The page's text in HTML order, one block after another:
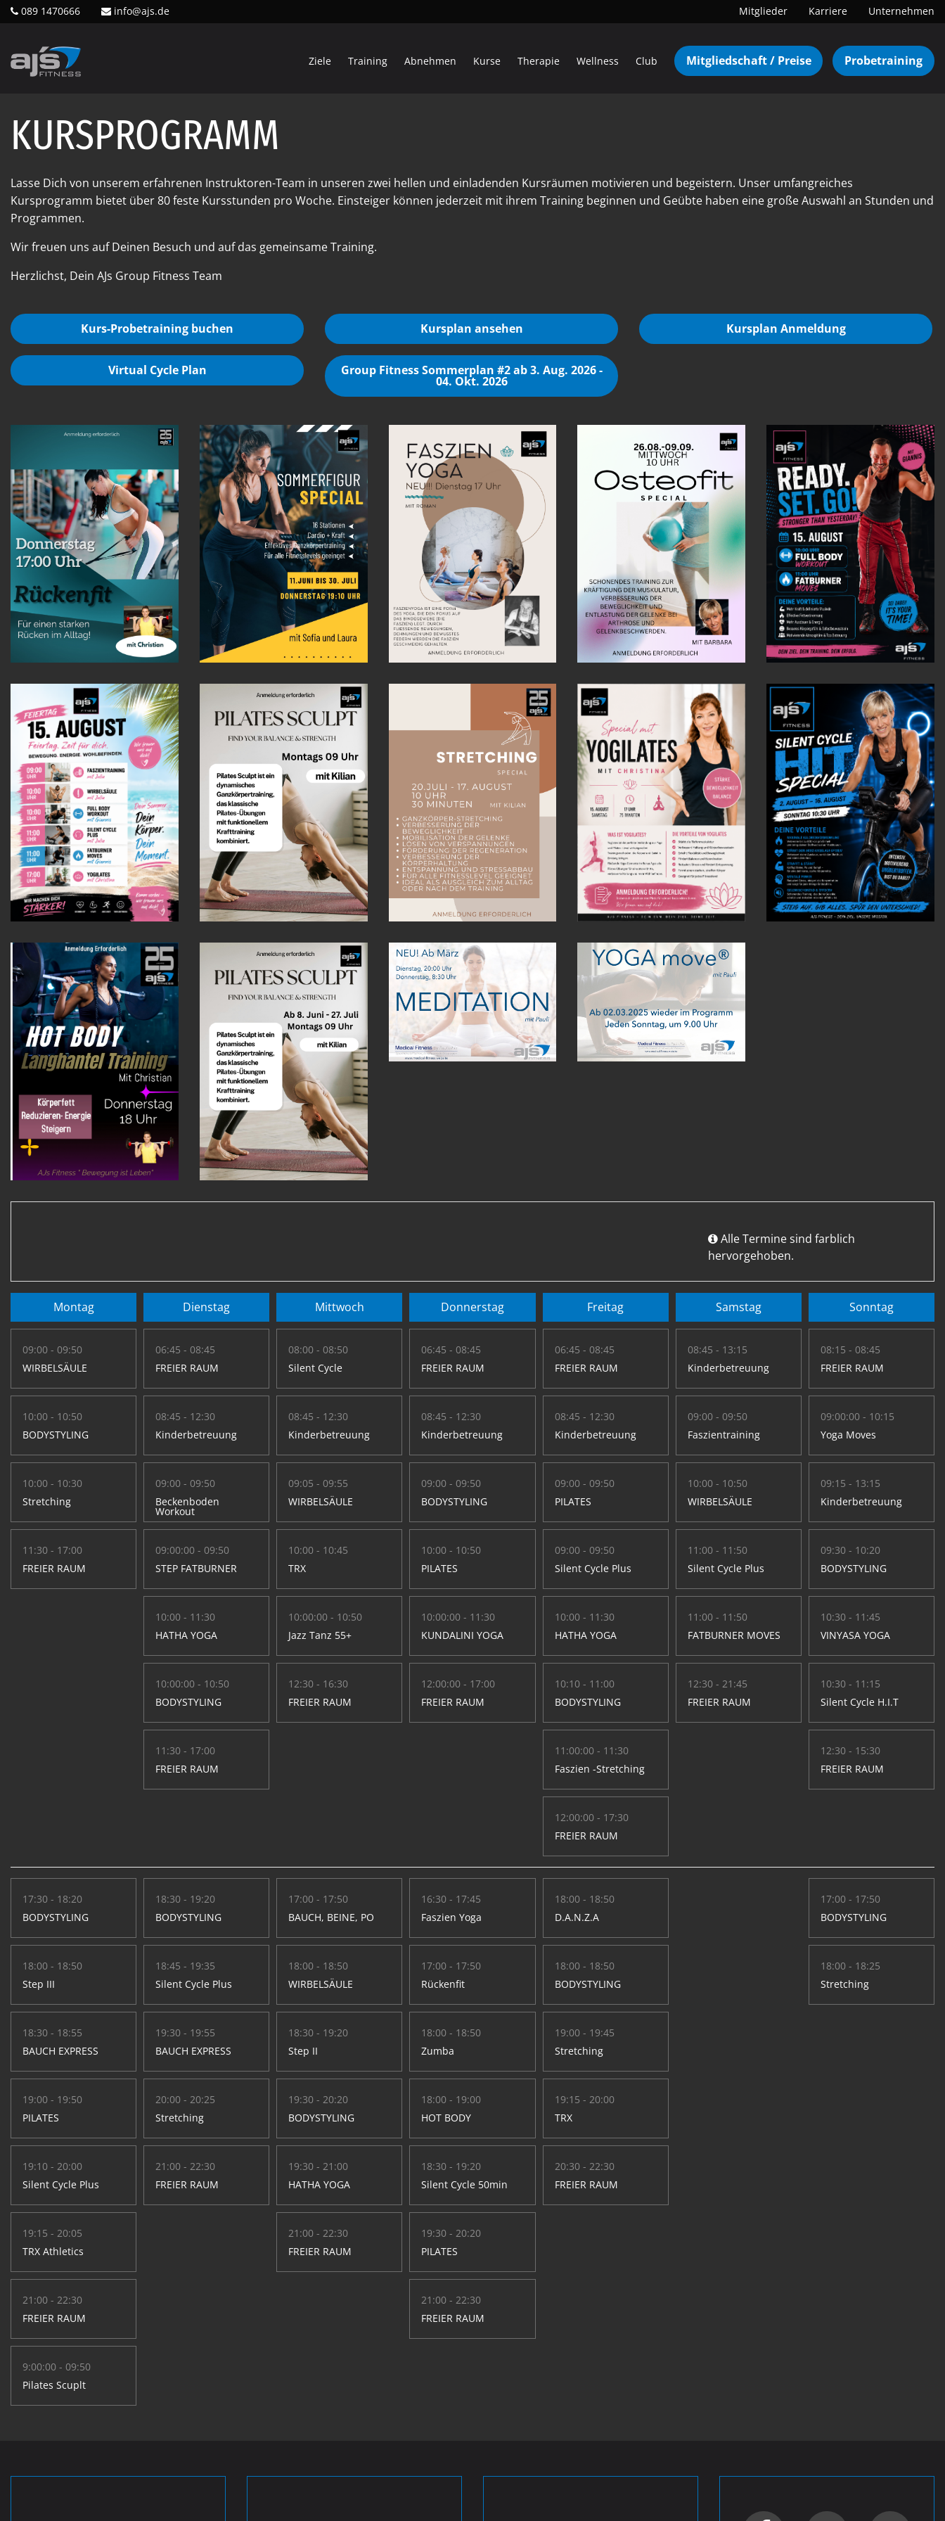
089 1470666 info@ajs.de Mitglieder Karriere Unternehmen
Ziele Training Abnehmen Kurse Therapie Wellness Club Mitgliedschaft / Preise Probetraining
KURSPROGRAMM
Lasse Dich von unserem erfahrenen Instruktoren-Team in unseren zwei hellen und einladenden Kursräumen motivieren und begeistern. Unser umfangreiches
Kursprogramm bietet über 80 feste Kursstunden pro Woche. Einsteiger können jederzeit mit ihrem Training beginnen und Geübte haben eine große Auswahl an Stunden und
Programmen.
Wir freuen uns auf Deinen Besuch und auf das gemeinsame Training.
Herzlichst, Dein AJs Group Fitness Team
Kurs-Probetraining buchen Kursplan ansehen Kursplan Anmeldung
Virtual Cycle Plan Group Fitness Sommerplan #2 ab 3. Aug. 2026 -
04. Okt. 2026
Alle Termine sind farblich
hervorgehoben.
Montag
09:00 - 09:50
WIRBELSÄULE
10:00 - 10:50
BODYSTYLING
10:00 - 10:30
Stretching
11:30 - 17:00
FREIER RAUM
Dienstag
06:45 - 08:45
FREIER RAUM
08:45 - 12:30
Kinderbetreuung
09:00 - 09:50
Beckenboden
Workout
09:00:00 - 09:50
STEP FATBURNER
10:00 - 11:30
HATHA YOGA
10:00:00 - 10:50
BODYSTYLING
11:30 - 17:00
FREIER RAUM
Mittwoch
08:00 - 08:50
Silent Cycle
08:45 - 12:30
Kinderbetreuung
09:05 - 09:55
WIRBELSÄULE
10:00 - 10:45
TRX
10:00:00 - 10:50
Jazz Tanz 55+
12:30 - 16:30
FREIER RAUM
Donnerstag
06:45 - 08:45
FREIER RAUM
08:45 - 12:30
Kinderbetreuung
09:00 - 09:50
BODYSTYLING
10:00 - 10:50
PILATES
10:00:00 - 11:30
KUNDALINI YOGA
12:00:00 - 17:00
FREIER RAUM
Freitag
06:45 - 08:45
FREIER RAUM
08:45 - 12:30
Kinderbetreuung
09:00 - 09:50
PILATES
09:00 - 09:50
Silent Cycle Plus
10:00 - 11:30
HATHA YOGA
10:10 - 11:00
BODYSTYLING
11:00:00 - 11:30
Faszien -Stretching
12:00:00 - 17:30
FREIER RAUM
Samstag
08:45 - 13:15
Kinderbetreuung
09:00 - 09:50
Faszientraining
10:00 - 10:50
WIRBELSÄULE
11:00 - 11:50
Silent Cycle Plus
11:00 - 11:50
FATBURNER MOVES
12:30 - 21:45
FREIER RAUM
Sonntag
08:15 - 08:45
FREIER RAUM
09:00:00 - 10:15
Yoga Moves
09:15 - 13:15
Kinderbetreuung
09:30 - 10:20
BODYSTYLING
10:30 - 11:45
VINYASA YOGA
10:30 - 11:15
Silent Cycle H.I.T
12:30 - 15:30
FREIER RAUM
17:30 - 18:20
BODYSTYLING
18:00 - 18:50
Step III
18:30 - 18:55
BAUCH EXPRESS
19:00 - 19:50
PILATES
19:10 - 20:00
Silent Cycle Plus
19:15 - 20:05
TRX Athletics
21:00 - 22:30
FREIER RAUM
9:00:00 - 09:50
Pilates Scuplt
18:30 - 19:20
BODYSTYLING
18:45 - 19:35
Silent Cycle Plus
19:30 - 19:55
BAUCH EXPRESS
20:00 - 20:25
Stretching
21:00 - 22:30
FREIER RAUM
17:00 - 17:50
BAUCH, BEINE, PO
18:00 - 18:50
WIRBELSÄULE
18:30 - 19:20
Step II
19:30 - 20:20
BODYSTYLING
19:30 - 21:00
HATHA YOGA
21:00 - 22:30
FREIER RAUM
16:30 - 17:45
Faszien Yoga
17:00 - 17:50
Rückenfit
18:00 - 18:50
Zumba
18:00 - 19:00
HOT BODY
18:30 - 19:20
Silent Cycle 50min
19:30 - 20:20
PILATES
21:00 - 22:30
FREIER RAUM
18:00 - 18:50
D.A.N.Z.A
18:00 - 18:50
BODYSTYLING
19:00 - 19:45
Stretching
19:15 - 20:00
TRX
20:30 - 22:30
FREIER RAUM
17:00 - 17:50
BODYSTYLING
18:00 - 18:25
Stretching